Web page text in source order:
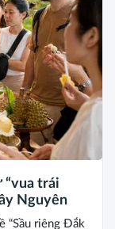
“vua trái
Nguyên
“Sầu riêng Đắk